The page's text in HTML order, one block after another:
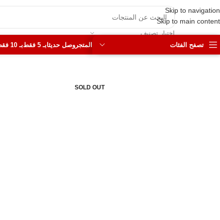
Skip to navigation
Skip to main content
اختيار تصنيف
تصفح الفئات المتجر وصل حديثابـ 5 فقط بـ 10 فقط
SOLD OUT